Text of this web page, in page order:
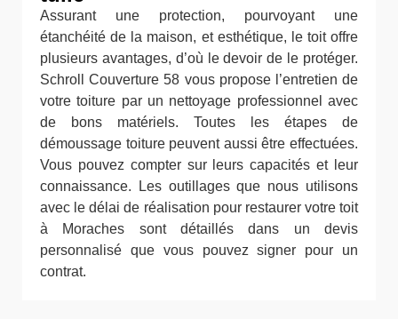
Assurant une protection, pourvoyant une
étanchéité de la maison, et esthétique, le toit offre
plusieurs avantages, d’où le devoir de le protéger.
Schroll Couverture 58 vous propose l’entretien de
votre toiture par un nettoyage professionnel avec
de bons matériels. Toutes les étapes de
démoussage toiture peuvent aussi être effectuées.
Vous pouvez compter sur leurs capacités et leur
connaissance. Les outillages que nous utilisons
avec le délai de réalisation pour restaurer votre toit
à Moraches sont détaillés dans un devis
personnalisé que vous pouvez signer pour un
contrat.